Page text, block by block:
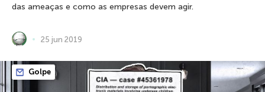
das ameaças e como as empresas devem agir.
25 jun 2019
Golpe